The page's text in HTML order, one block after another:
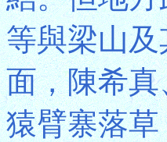
等與梁山
面，陳希
猿臂寨落